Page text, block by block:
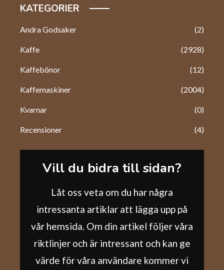
KATEGORIER
Andra Godsaker (2)
Kaffe (2928)
Kaffebönor (12)
Kaffemaskiner (2004)
Kvarnar (0)
Recensioner (4)
Vill du bidra till sidan?
Låt oss veta om du har några
intressanta artiklar att lägga upp på
vår hemsida. Om din artikel följer våra
riktlinjer och är intressant och kan ge
värde för våra användare kommer vi